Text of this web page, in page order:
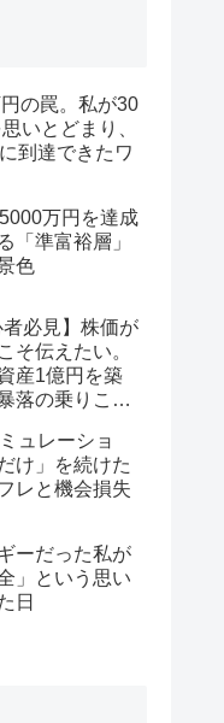
の罠。私が30
いとどまり、
到達できたワ
万円を達成
「準富裕層」
色
者必見】株価が
そ伝えたい。
産1億円を築
落の乗りこな
ュレーショ
け」を続けた
レと機会損失
ーだった私が
」という思い
日